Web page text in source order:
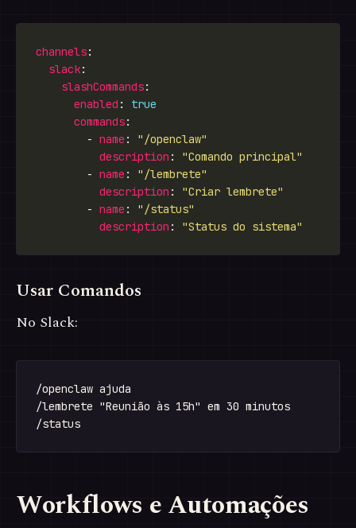
channels
slack
slashCommands
enabled : true
commands
        -
name : "/openclaw"
description : "Comando principal"
        -
name : "/lembrete"
description : "Criar lembrete"
        -
name : "/status"
description : "Status do sistema"
Usar Comandos
No Slack:
/openclaw ajuda
/lembrete "Reunião às 15h" em 30 minutos
Workflows e Automações